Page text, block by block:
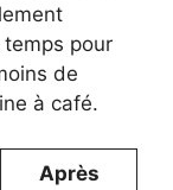
pour
de
à café.
Après